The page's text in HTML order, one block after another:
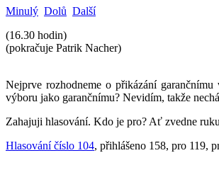
Minulý Dolů Další
(16.30 hodin)
(pokračuje Patrik Nacher)
Nejprve rozhodneme o přikázání
výboru jako garančnímu? Nevidím, takže
Zahajuji hlasování. Kdo je pro? Ať zvedne
Hlasování číslo 104, přihlášeno 158, pro 119,